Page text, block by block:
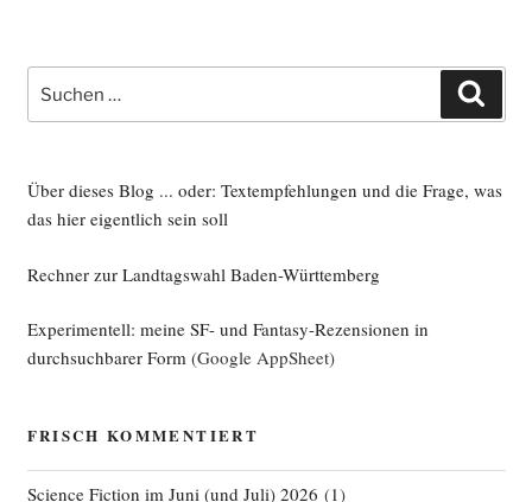
nach:
Über dieses Blog ... oder: Textempfehlungen und die Frage, was
das hier eigentlich sein soll
Rechner zur Landtagswahl Baden-Württemberg
Experimentell: meine SF- und Fantasy-Rezensionen in
durchsuchbarer Form(Google AppSheet)
FRISCH KOMMENTIERT
Science Fiction im Juni (und Juli) 2026 (1)